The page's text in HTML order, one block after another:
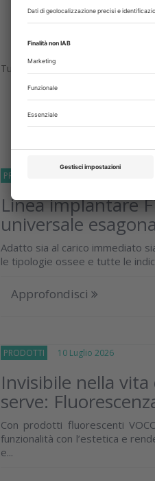
i diritti riservati
PRODOTTI
Linea implantare
universale
Adatto sia al carico immediato
le tipologie ossee e tutte le
Approfondisci
PRODOTTI 10 Luglio 2026
Invisibile nella
serve:
Con prodotti fluorescenti
funzionalità con l’estetica e
e...